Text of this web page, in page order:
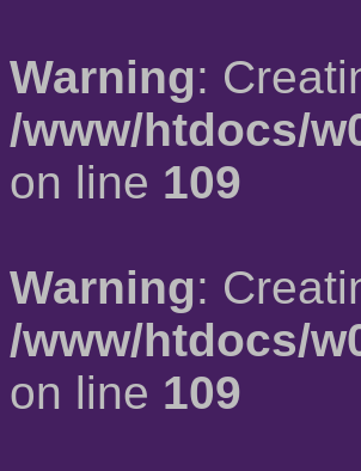
Warning:
/www/htdocs/
on line 109
Warning:
/www/htdocs/
on line 109